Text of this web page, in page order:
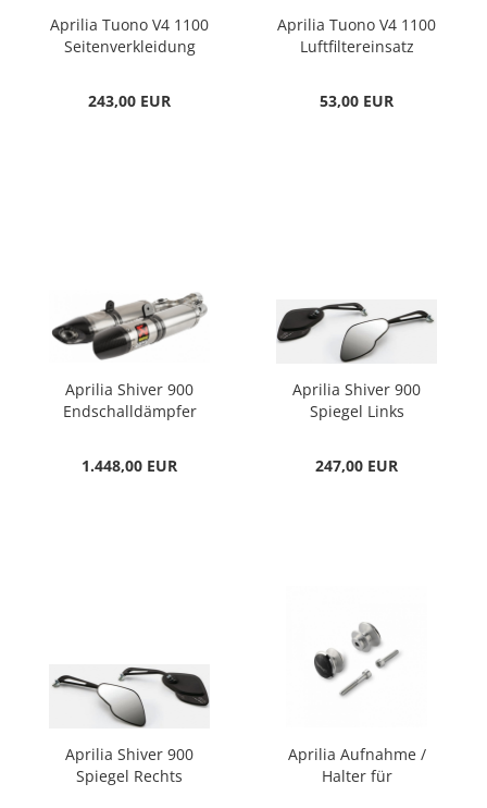
Aprilia Tuono V4 1100
Seitenverkleidung
243,00 EUR
Aprilia Tuono V4 1100
Luftfiltereinsatz
53,00 EUR
Aprilia Shiver 900
Endschalldämpfer
1.448,00 EUR
Aprilia Shiver 900
Spiegel Links
247,00 EUR
Aprilia Shiver 900
Spiegel Rechts
Aprilia Aufnahme /
Halter für